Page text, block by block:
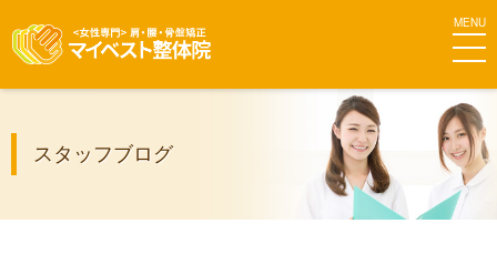
ト整体院
グループ
スタッフブログ